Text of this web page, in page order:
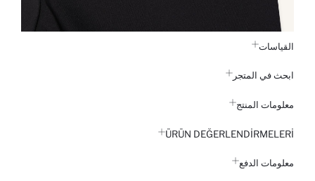
القياسات
ابحث في المتجر
معلومات المنتج
ÜRÜN DEĞERLENDİRMELERİ
معلومات الدفع